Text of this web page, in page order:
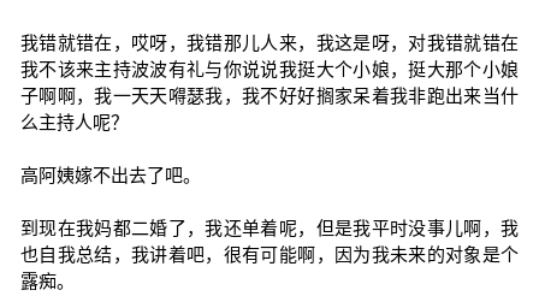
我错就错在，哎呀，我错那儿人来，我这是呀，对我错就错在
我不该来主持波波有礼与你说说我挺大个小娘，挺大那个小娘
子啊啊，我一天天嘚瑟我，我不好好搁家呆着我非跑出来当什
么主持人呢？
高阿姨嫁不出去了吧。
到现在我妈都二婚了，我还单着呢，但是我平时没事儿啊，我
也自我总结，我讲着吧，很有可能啊，因为我未来的对象是个
露痴。